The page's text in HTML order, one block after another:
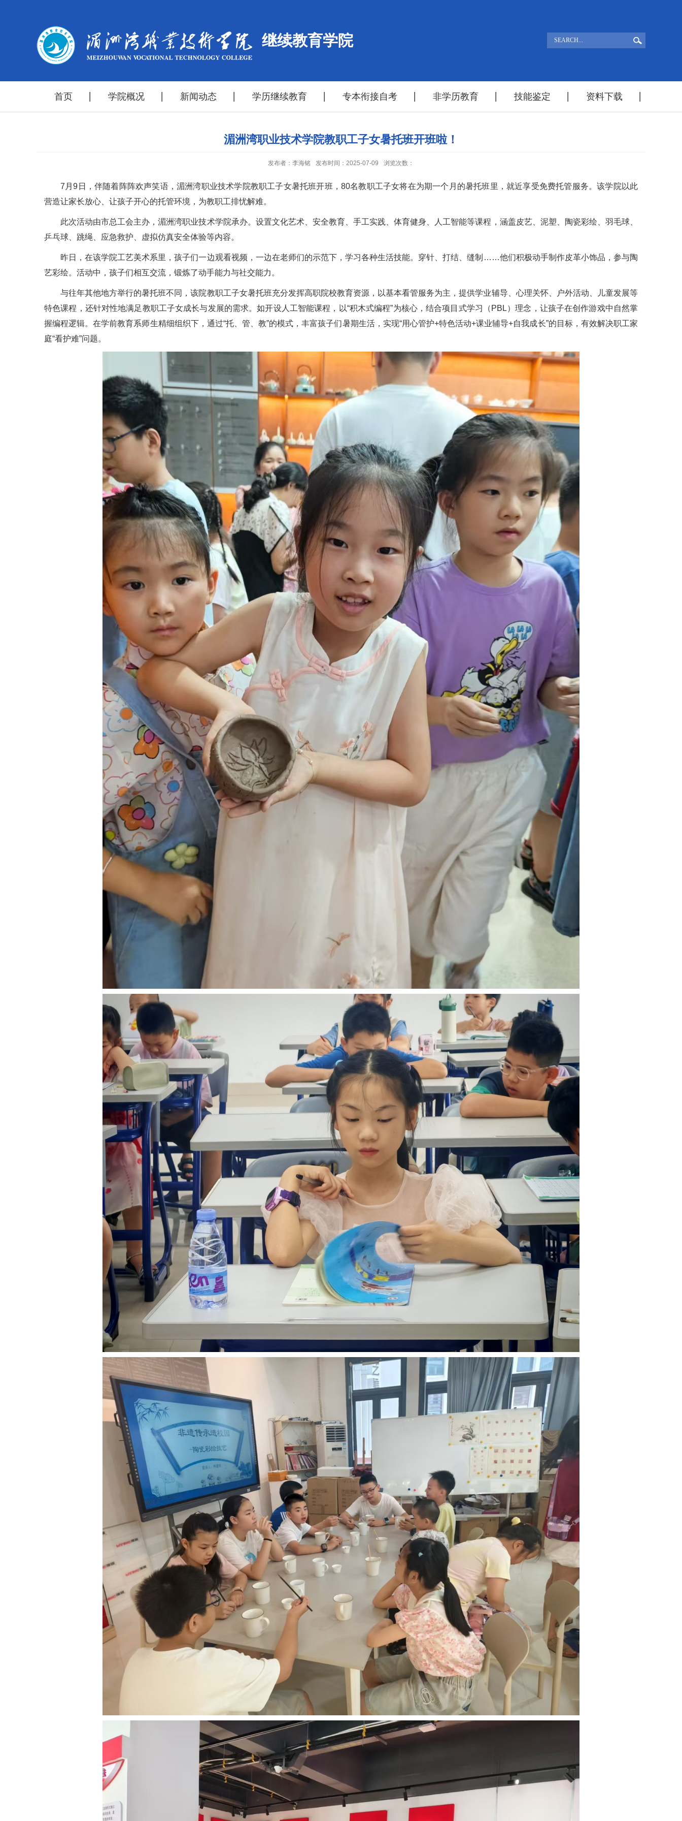
继续教育学院
首页 学院概况 新闻动态 学历继续教育 专本衔接自考 非学历教育 技能鉴定 资料下载
湄洲湾职业技术学院教职工子女暑托班开班啦！
发布者：李海铭 发布时间：2025-07-09 浏览次数：
7月9日，伴随着阵阵欢声笑语，湄洲湾职业技术学院教职工子女暑托班开班，80名教职工子女将在为期一个月的暑托班里，就近享受免费托管服务。该学院以此
营造让家长放心、让孩子开心的托管环境，为教职工排忧解难。
此次活动由市总工会主办，湄洲湾职业技术学院承办。设置文化艺术、安全教育、手工实践、体育健身、人工智能等课程，涵盖皮艺、泥塑、陶瓷彩绘、羽毛球、
乒乓球、跳绳、应急救护、虚拟仿真安全体验等内容。
昨日，在该学院工艺美术系里，孩子们一边观看视频，一边在老师们的示范下，学习各种生活技能。穿针、打结、缝制……他们积极动手制作皮革小饰品，参与陶
艺彩绘。活动中，孩子们相互交流，锻炼了动手能力与社交能力。
与往年其他地方举行的暑托班不同，该院教职工子女暑托班充分发挥高职院校教育资源，以基本看管服务为主，提供学业辅导、心理关怀、户外活动、儿童发展等
特色课程，还针对性地满足教职工子女成长与发展的需求。如开设人工智能课程，以“积木式编程”为核心，结合项目式学习（PBL）理念，让孩子在创作游戏中自然掌
握编程逻辑。在学前教育系师生精细组织下， 通过“托、管、教”的模式，丰富孩子们暑期生活，实现“用心管护+特色活动+课业辅导+自我成长”的目标，有效解决职工家
庭“看护难”问题。